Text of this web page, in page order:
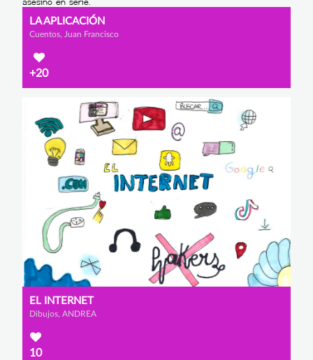
LA APLICACIÓN
Cuentos, Juan Francisco
+20
EL INTERNET
Dibujos, ANDREA
10